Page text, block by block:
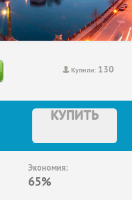
Купили: 130
КУПИТЬ
Экономия:
65%